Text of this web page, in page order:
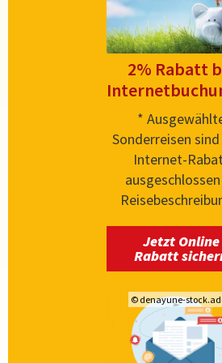
2% Rabatt
*
Sonderreisen
Internet-
ausgeschlossen
Jetzt Online
Rabatt
© denayune-